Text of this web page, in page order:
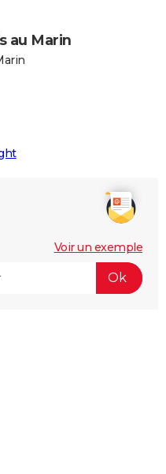
au Marin
Voir un exemple